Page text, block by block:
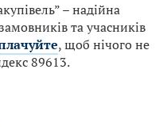
– надійна
та учасників
, щоб нічого не
89613.